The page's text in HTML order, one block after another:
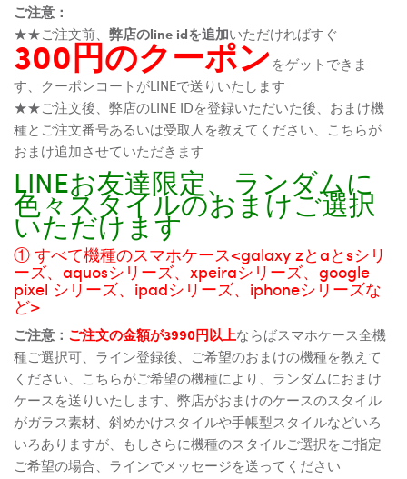
ご注意：
★★ご注文前、 弊店のline idを追加いただければすぐ
300円のクーポンをゲットできま
す、クーポンコートがLINEで送りいたします
★★ご注文後、弊店のLINE IDを登録いただいた後、おまけ機
種とご注文番号あるいは受取人を教えてください、こちらが
おまけ追加させていただきます
LINEお友達限定、ランダムに
色々スタイルのおまけご選択
いただけます
① すべて機種のスマホケース<galaxy zとaとsシリ
ーズ、aquosシリーズ、xpeiraシリーズ、google
pixel シリーズ、ipadシリーズ、iphoneシリーズな
ど>
ご注意： ご注文の金額が3990円以上ならばスマホケース全機
種ご選択可、ライン登録後、ご希望のおまけの機種を教えて
ください、こちらがご希望の機種により、ランダムにおまけ
ケースを送りいたします、弊店がおまけのケースのスタイル
がガラス素材、斜めかけスタイルや手帳型スタイルなどいろ
いろありますが、もしさらに機種のスタイルご選択をご指定
ご希望の場合、ラインでメッセージを送ってください